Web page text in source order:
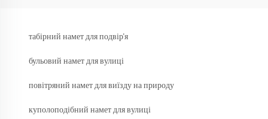
табірний намет для подвір'я
бульовий намет для вулиці
повітряний намет для виїзду на природу
куполоподібний намет для вулиці